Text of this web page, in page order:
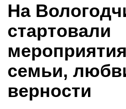
На
стартовали
семьи,
верности